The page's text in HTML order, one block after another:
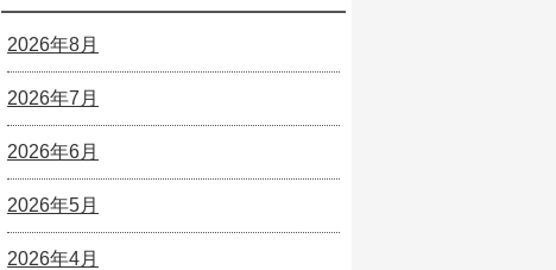
2026年8月
2026年7月
2026年6月
2026年5月
2026年4月